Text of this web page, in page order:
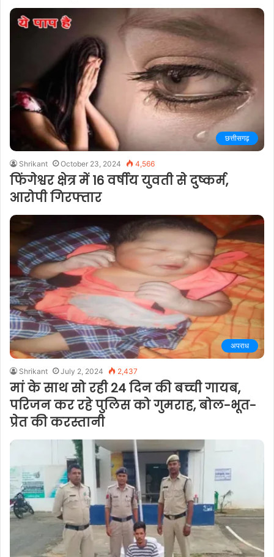
छत्तीसगढ़
Shrikant October 23, 2024 4,566
फिंगेश्वर क्षेत्र में 16 वर्षीय युवती से दुष्कर्म,
आरोपी गिरफ्तार
अपराध
Shrikant July 2, 2024 2,437
मां के साथ सो रही 24 दिन की बच्ची गायब,
परिजन कर रहे पुलिस को गुमराह, बोल-भूत-
प्रेत की करस्तानी